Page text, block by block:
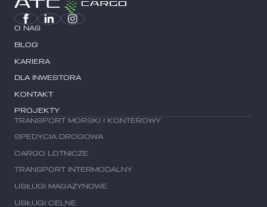
O NAS
BLOG
KARIERA
DLA INWESTORA
KONTAKT
PROJEKTY
TRANSPORT MORSKI I KONTEROWY
SPEDYCIA DROGOWA
CARGO LOTNICZE
TRANSPORT INTERMODALNY
USŁUGI MAGAZYNOWE
USŁUGI CELNE